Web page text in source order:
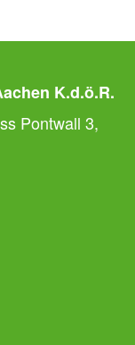
K.d.ö.R.
Pontwall 3,